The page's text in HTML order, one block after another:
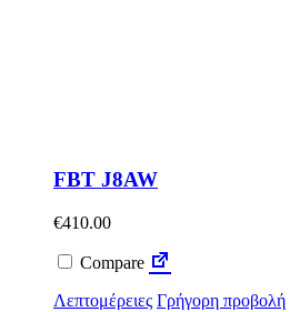
FBT J8AW
€410.00
Compare
Λεπτομέρειες Γρήγορη προβολή